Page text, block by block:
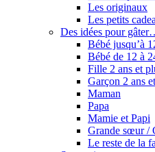
Les originaux
Les petits
Des idées pour
Bébé jusqu’à
Bébé de 12 à
Fille 2 ans et
Garçon 2 ans
Maman
Papa
Mamie et Papi
Grande sœur /
Le reste de la